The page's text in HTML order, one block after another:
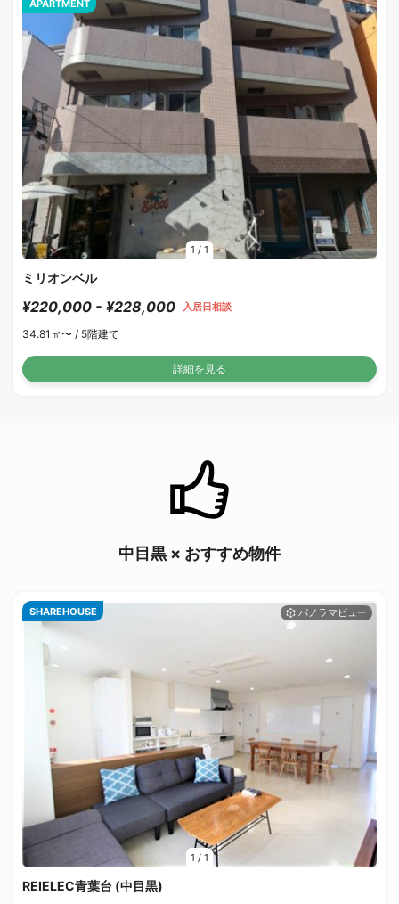
1 / 1
APARTMENT
ミリオンベル
¥220,000 - ¥228,000 入居日相談
34.81㎡〜 / 5階建て
詳細を見る
中目黒 × おすすめ物件
1 / 1
SHAREHOUSE
REIELEC青葉台 (中目黒)